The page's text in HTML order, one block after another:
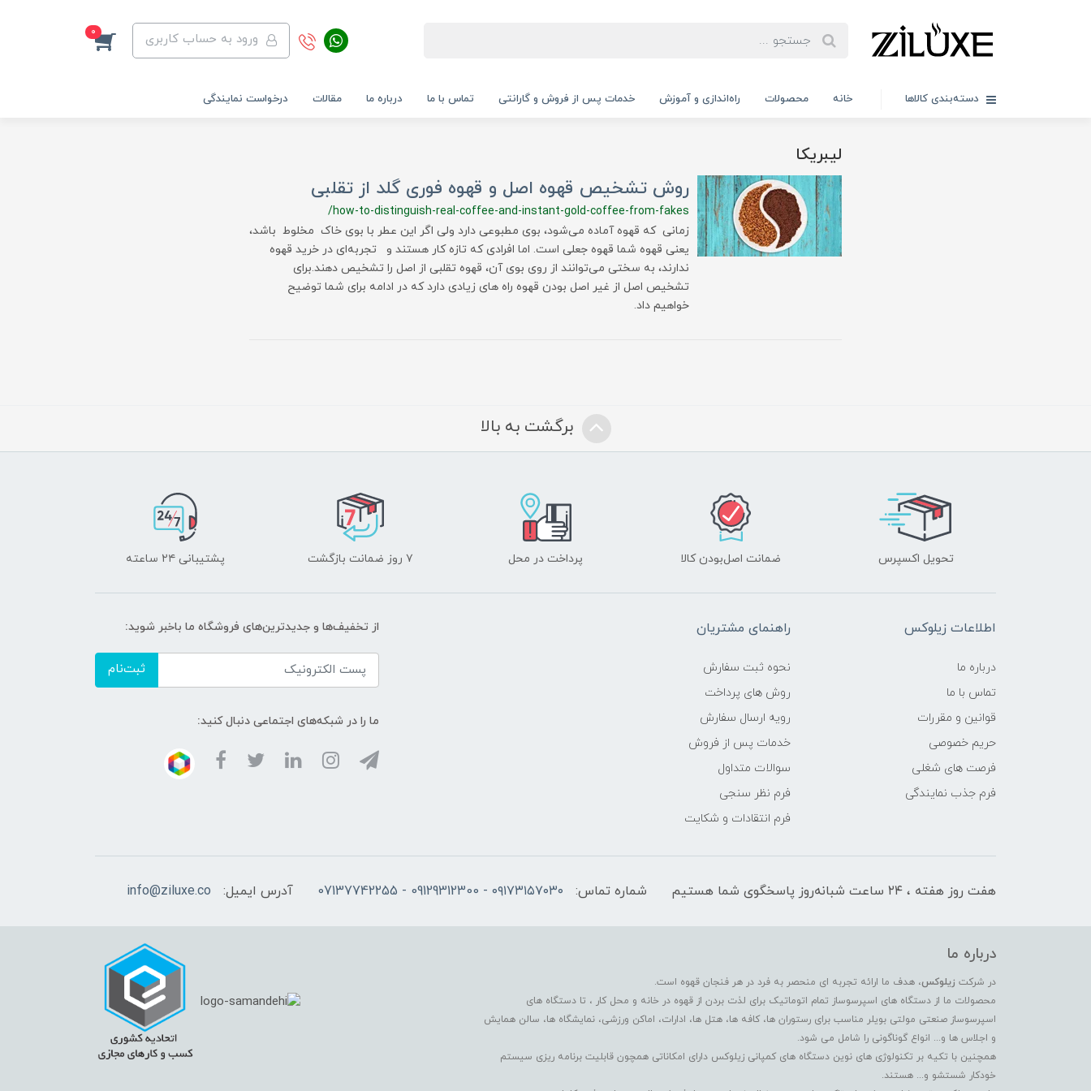
ورود به حساب کاربری 0
دسته‌بندی کالاها خانه محصولات راه‌اندازی و آموزش خدمات پس از فروش و گارانتی تماس با ما درباره ما مقالات درخواست نمایندگی
لیبریکا
روش تشخیص قهوه اصل و قهوه فوری گلد از تقلبی
/how-to-distinguish-real-coffee-and-instant-gold-coffee-from-fakes
زمانی که قهوه آماده می‌شود، بوی مطبوعی دارد ولی اگر این عطر با بوی خاک مخلوط باشد،
یعنی قهوه شما قهوه جعلی است. اما افرادی که تازه کار هستند و تجربه‌ای در خرید قهوه
ندارند، به سختی می‌توانند از روی بوی آن، قهوه تقلبی از اصل را تشخیص دهند.برای
تشخیص اصل از غیر اصل بودن قهوه راه های زیادی دارد که در ادامه برای شما توضیح
خواهیم داد.
برگشت به بالا
تحویل اکسپرس ضمانت اصل‌بودن کالا پرداخت در محل ۷ روز ضمانت بازگشت پشتیبانی ۲۴ ساعته
اطلاعات زیلوکس
درباره ما
تماس با ما
قوانین و مقررات
حریم خصوصی
فرصت های شغلی
فرم جذب نمایندگی
راهنمای مشتریان
نحوه ثبت سفارش
روش های پرداخت
رویه ارسال سفارش
خدمات پس از فروش
سوالات متداول
فرم نظر سنجی
فرم انتقادات و شکایت
از تخفیف‌ها و جدیدترین‌های فروشگاه ما باخبر شوید:
ثبت‌نام
ما را در شبکه‌های اجتماعی دنبال کنید:
هفت روز هفته ، ۲۴ ساعت شبانه‌روز پاسخگوی شما هستیم شماره تماس: ۰۹۱۷۳۱۵۷۰۳۰ - 09129312300 - 07137742255 آدرس ایمیل: info@ziluxe.co
درباره ما
در شرکت زیلوکس، هدف ما ارائه تجربه ای منحصر به فرد در هر فنجان قهوه است.
محصولات ما از دستگاه های اسپرسوساز تمام اتوماتیک برای لذت بردن از قهوه در خانه و محل کار ، تا دستگاه های
اسپرسوساز صنعتی مولتی بویلر مناسب برای رستوران ها، کافه ها، هتل ها، ادارات، اماکن ورزشی، نمایشگاه ها، سالن همایش
و اجلاس ها و... انواع گوناگونی را شامل می شود.
همچنین با تکیه بر تکنولوژی های نوین دستگاه های کمپانی زیلوکس دارای امکاناتی همچون قابلیت برنامه ریزی سیستم
خودکار شستشو و... هستند.